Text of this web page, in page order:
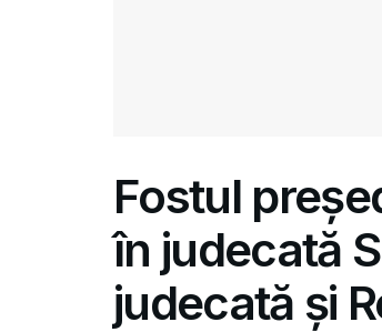
Fostul
în judecată
judecată și